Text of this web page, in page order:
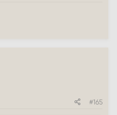
#165